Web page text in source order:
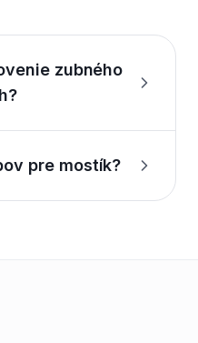
zubného
pre mostík?